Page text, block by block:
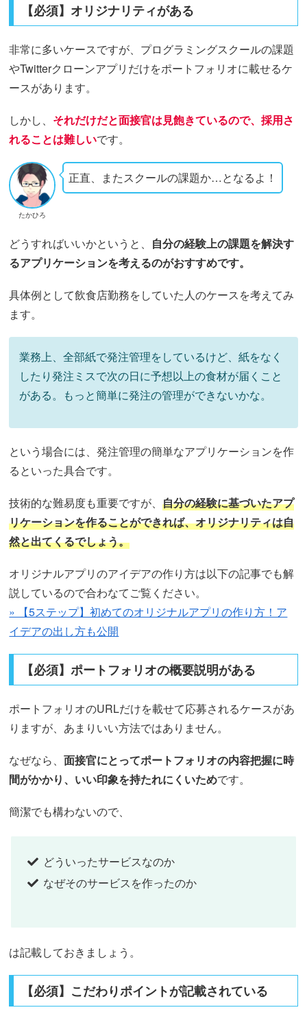
【必須】オリジナリティがある
非常に多いケースですが、プログラミングスクールの課題
やTwitterクローンアプリだけをポートフォリオに載せるケ
ースがあります。
しかし、 それだけだと面接官は見飽きているので、採用さ
れることは難しいです。
たかひろ
正直、またスクールの課題か…となるよ！
どうすればいいかというと、 自分の経験上の課題を解決す
るアプリケーションを考えるのがおすすめです。
具体例として飲食店勤務をしていた人のケースを考えてみ
ます。
業務上、全部紙で発注管理をしているけど、紙をなく
したり発注ミスで次の日に予想以上の食材が届くこと
がある。もっと簡単に発注の管理ができないかな。
という場合には、発注管理の簡単なアプリケーションを作
るといった具合です。
技術的な難易度も重要ですが、自分の経験に基づいたアプ
リケーションを作ることができれば、オリジナリティは自
然と出てくるでしょう。
オリジナルアプリのアイデアの作り方は以下の記事でも解
説しているので合わなてご覧ください。
» 【5ステップ】初めてのオリジナルアプリの作り方！ア
イデアの出し方も公開
【必須】ポートフォリオの概要説明がある
ポートフォリオのURLだけを載せて応募されるケースがあ
りますが、あまりいい方法ではありません。
なぜなら、面接官にとってポートフォリオの内容把握に時
間がかかり、いい印象を持たれにくいためです。
簡潔でも構わないので、
どういったサービスなのか
なぜそのサービスを作ったのか
は記載しておきましょう。
【必須】こだわりポイントが記載されている